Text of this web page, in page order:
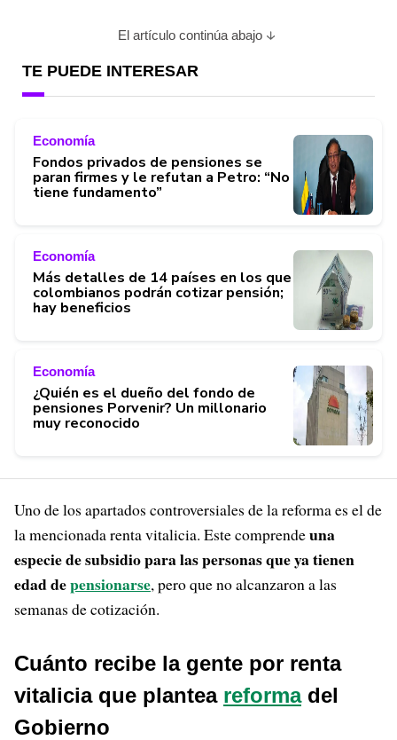
El artículo continúa abajo
TE PUEDE INTERESAR
Economía
Fondos privados de pensiones se
paran firmes y le refutan a Petro: “No
tiene fundamento”
Economía
Más detalles de 14 países en los que
colombianos podrán cotizar pensión;
hay beneficios
Economía
¿Quién es el dueño del fondo de
pensiones Porvenir? Un millonario
muy reconocido
Uno de los apartados controversiales de la reforma es el de
la mencionada renta vitalicia. Este comprendeuna
especie de subsidio para las personas que ya tienen
edad depensionarse, pero que no alcanzaron a las
semanas de cotización.
Cuánto recibe la gente por renta
vitalicia que plantea reformadel
Gobierno